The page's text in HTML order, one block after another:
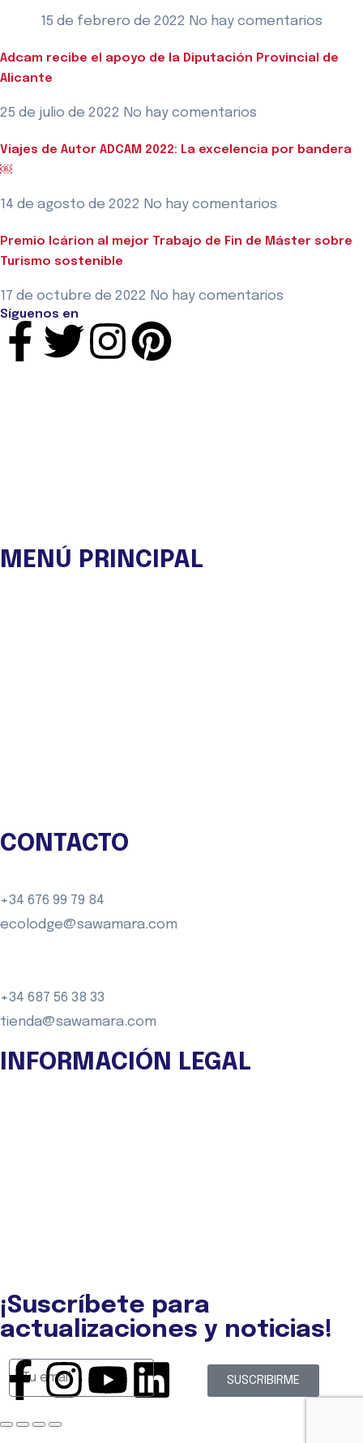
15 de febrero de 2022 No hay comentarios
Adcam recibe el apoyo de la Diputación Provincial de
Alicante
25 de julio de 2022 No hay comentarios
Viajes de Autor ADCAM 2022: La excelencia por bandera
￼
14 de agosto de 2022 No hay comentarios
Premio Icárion al mejor Trabajo de Fin de Máster sobre
Turismo sostenible
17 de octubre de 2022 No hay comentarios
Síguenos en
MENÚ PRINCIPAL
CONTACTO
+34 676 99 79 84
ecolodge@sawamara.com
+34 687 56 38 33
tienda@sawamara.com
INFORMACIÓN LEGAL
¡Suscríbete para
actualizaciones y noticias!
SUSCRIBIRME